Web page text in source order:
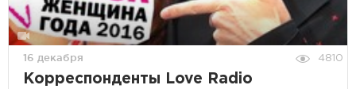
16 декабря 4810
Корреспонденты Love Radio